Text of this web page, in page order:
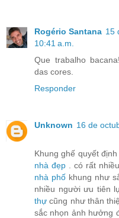
Rogério Santana 15
10:41 a.m.
Que trabalho
das cores.
Responder
Unknown 16 de
Khung ghế quyết
nhà đẹp . có rất
nhà phố khung như
nhiều người ưu tiên
thự cũng như thân
sắc nhọn ảnh hưởng